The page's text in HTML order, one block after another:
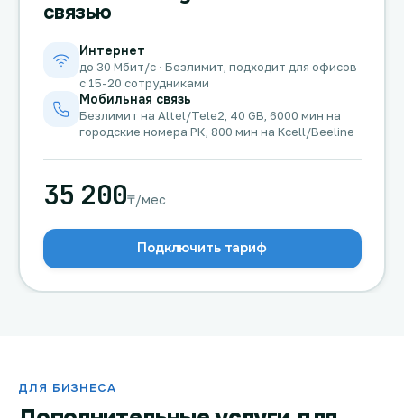
связью
Интернет
до 30 Мбит/с · Безлимит, подходит для офисов
с 15-20 сотрудниками
Мобильная связь
Безлимит на Altel/Tele2, 40 GB, 6000 мин на
городские номера РК, 800 мин на Kcell/Beeline
35 200₸/мес
Подключить тариф
ДЛЯ БИЗНЕСА